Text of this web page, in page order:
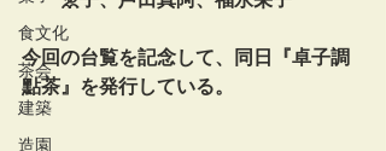
食文化
茶会
建築
造園
今回の台覧を記念して、同日『卓子調
點茶』を発行している。